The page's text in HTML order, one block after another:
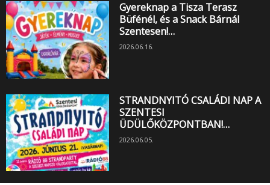
Gyereknap a Tisza Terasz
Büfénél, és a Snack Bárnál
Szentesen!…
2026.06.16.
STRANDNYITÓ CSALÁDI NAP A
SZENTESI
ÜDÜLŐKÖZPONTBAN!…
2026.06.05.